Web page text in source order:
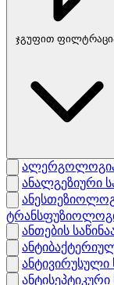
ჯგუფით
ანალგეზიური
ანთების
ანტივირუსული